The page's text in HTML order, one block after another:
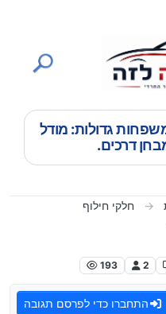
גדולות: מודל
חלקי חילוף
2
193
התחברו כדי לפרסם תגובה